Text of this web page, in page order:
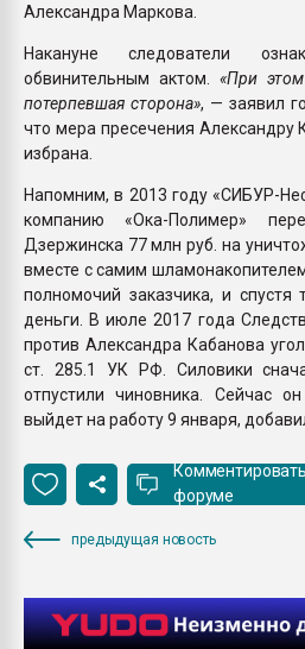
Александра Маркова.
Накануне следователи
обвинительным актом.«При
потерпевшая сторона», — заявил
что мера пресечения Александру
избрана.
Напомним, в 2013 году «СИБУР-
компанию «Ока-Полимер»
Дзержинска 77 млн руб. на
вместе с самим
полномочий заказчика, и спустя
деньги. В июле 2017 года
против Александра Кабанова
ст. 285.1 УК РФ. Силовики
отпустили чиновника. Сейчас
выйдет на работу 9 января,
форуме
предыдущая новость